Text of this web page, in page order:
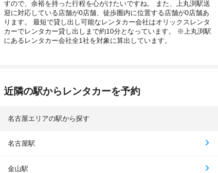
すので、余裕を持った行程を心がけたいですね。 また、上丸渕駅送
迎に対応している店舗が0店舗、徒歩圏内に位置する店舗が0店舗あ
ります。 最短で貸し出し可能なレンタカー会社はオリックスレンタ
カーでレンタカー貸し出しまで約10分となっています。 ※上丸渕駅
にあるレンタカー会社全1社を対象に算出しています。
近隣の駅からレンタカーを予約
名古屋エリアの駅から探す
名古屋駅
金山駅